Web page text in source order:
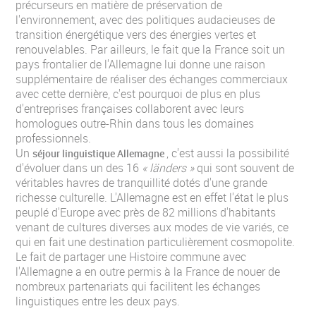
précurseurs en matière de préservation de
l'environnement, avec des politiques audacieuses de
transition énergétique vers des énergies vertes et
renouvelables. Par ailleurs, le fait que la France soit un
pays frontalier de l'Allemagne lui donne une raison
supplémentaire de réaliser des échanges commerciaux
avec cette dernière, c'est pourquoi de plus en plus
d'entreprises françaises collaborent avec leurs
homologues outre-Rhin dans tous les domaines
professionnels.
Un séjour linguistique Allemagne , c'est aussi la possibilité
d'évoluer dans un des 16 « länders »qui sont souvent de
véritables havres de tranquillité dotés d'une grande
richesse culturelle. L'Allemagne est en effet l'état le plus
peuplé d'Europe avec près de 82 millions d'habitants
venant de cultures diverses aux modes de vie variés, ce
qui en fait une destination particulièrement cosmopolite.
Le fait de partager une Histoire commune avec
l'Allemagne a en outre permis à la France de nouer de
nombreux partenariats qui facilitent les échanges
linguistiques entre les deux pays.